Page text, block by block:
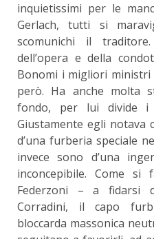
inquietissimi per le
Gerlach, tutti si
scomunichi il
dell’opera e della
Bonomi i migliori ministri
però. Ha anche molta
fondo, per lui divide i
Giustamente egli notava
d’una furberia speciale
invece sono d’una
inconcepibile. Come
Federzoni – a fidarsi
Corradini, il capo
bloccarda massonica